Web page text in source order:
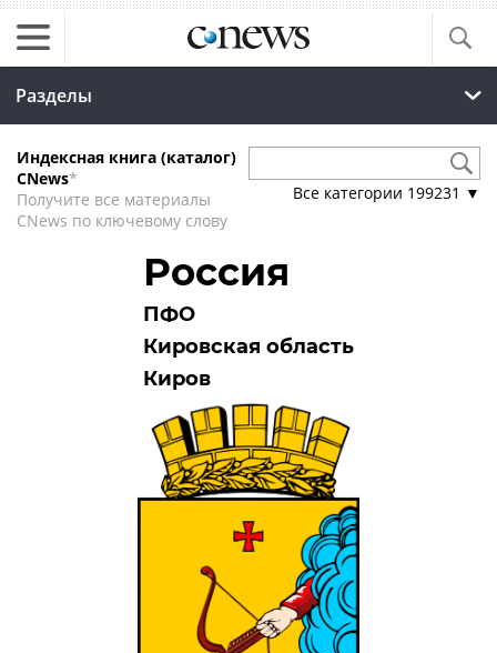
Разделы
Индексная книга (каталог)
CNews*
Получите все материалы
CNews по ключевому слову
Все категории 199231 ▼
Россия
ПФО
Кировская область
Киров